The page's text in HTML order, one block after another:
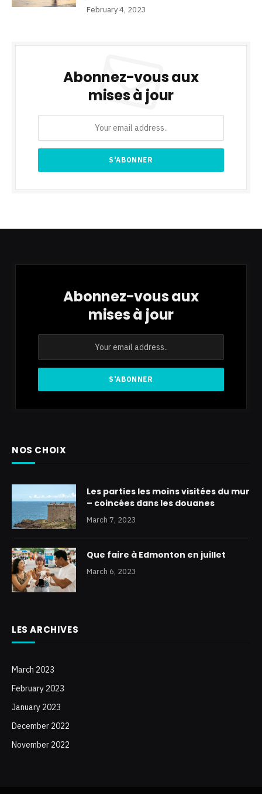
February 4, 2023
Abonnez-vous aux
mises à jour
Abonnez-vous aux
mises à jour
NOS CHOIX
Les parties les moins visitées du mur
– coincées dans les douanes
March 7, 2023
Que faire à Edmonton en juillet
March 6, 2023
LES ARCHIVES
March 2023
February 2023
January 2023
December 2022
November 2022